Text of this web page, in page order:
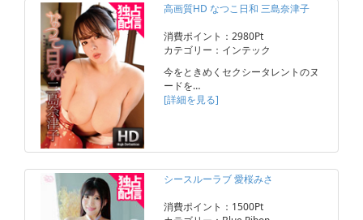
高画質HD なつこ日和 三島奈津子
消費ポイント：2980Pt
カテゴリー：インテック
今をときめくセクシータレントのヌ
ードを…
[詳細を見る]
シースルーラブ 愛桜みさ
消費ポイント：1500Pt